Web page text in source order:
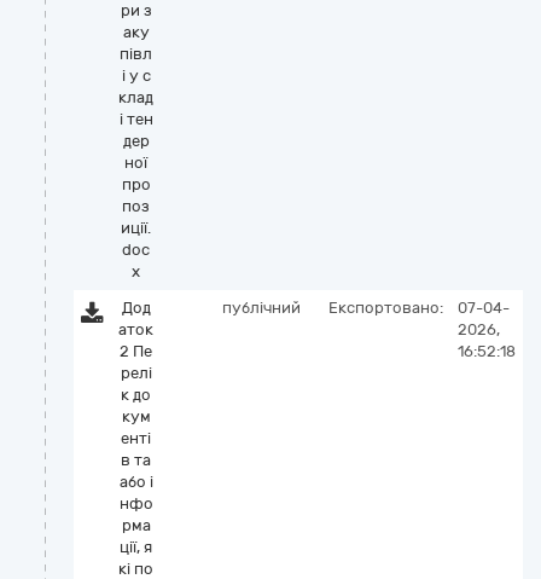
ри з
аку
півл
і у с
клад
і тен
дер
ної
про
поз
иції.
doc
x
Дод
аток
2 Пе
релі
к до
кум
енті
в та
або і
нфо
рма
ції, я
кі по
публічний Експортовано:
07-04-
2026,
16:52:18